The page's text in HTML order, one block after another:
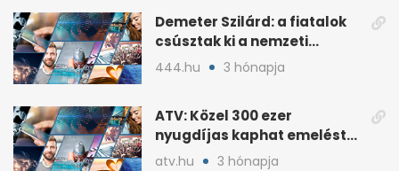
Demeter Szilárd: a fiatalok
csúsztak ki a nemzeti
kultúrából
444.hu 3 hónapja
ATV: Közel 300 ezer
nyugdíjas kaphat emelést
idén a Tisza terve szerint
atv.hu 3 hónapja